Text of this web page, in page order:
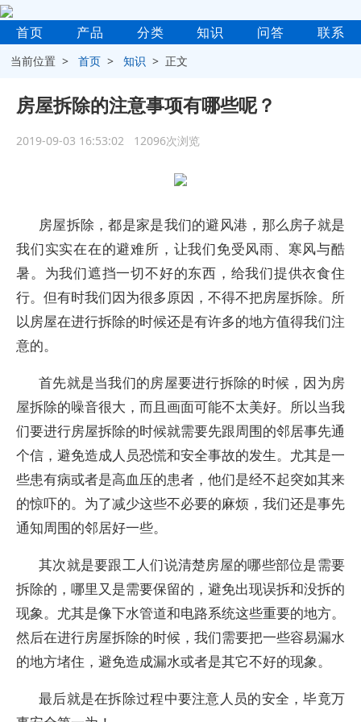
首页 产品 分类 知识 问答 联系
当前位置 >首页 >知识 > 正文
房屋拆除的注意事项有哪些呢？
2019-09-03 16:53:02 12096次浏览
房屋拆除，都是家是我们的避风港，那么房子就是
我们实实在在的避难所，让我们免受风雨、寒风与酷
暑。为我们遮挡一切不好的东西，给我们提供衣食住
行。但有时我们因为很多原因，不得不把房屋拆除。所
以房屋在进行拆除的时候还是有许多的地方值得我们注
意的。
首先就是当我们的房屋要进行拆除的时候，因为房
屋拆除的噪音很大，而且画面可能不太美好。所以当我
们要进行房屋拆除的时候就需要先跟周围的邻居事先通
个信，避免造成人员恐慌和安全事故的发生。尤其是一
些患有病或者是高血压的患者，他们是经不起突如其来
的惊吓的。为了减少这些不必要的麻烦，我们还是事先
通知周围的邻居好一些。
其次就是要跟工人们说清楚房屋的哪些部位是需要
拆除的，哪里又是需要保留的，避免出现误拆和没拆的
现象。尤其是像下水管道和电路系统这些重要的地方。
然后在进行房屋拆除的时候，我们需要把一些容易漏水
的地方堵住，避免造成漏水或者是其它不好的现象。
最后就是在拆除过程中要注意人员的安全，毕竟万